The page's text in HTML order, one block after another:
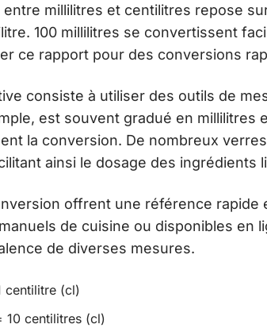
millilitres et centilitres repose
100 millilitres se convertissent
ce rapport pour des conversions
consiste à utiliser des outils de
est souvent gradué en millilitres
la conversion. De nombreux
ainsi le dosage des ingrédients
offrent une référence rapide
de cuisine ou disponibles en
de diverses mesures.
centilitre (cl)
10 centilitres (cl)